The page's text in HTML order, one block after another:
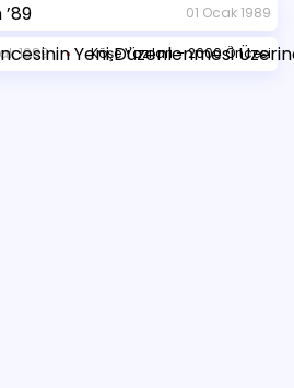
01 Ocak 1989
Yeni Düzenlenmesi
1989 Köşe Yazıları – 2000 Öncesi